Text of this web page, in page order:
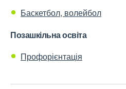
Баскетбол, волейбол
Позашкільна освіта
Профорієнтація